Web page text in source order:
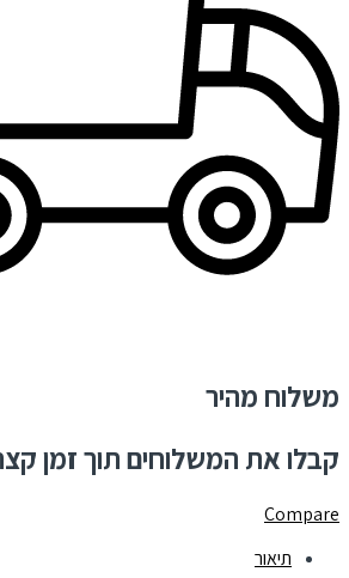
משלוח מהיר
קבלו את המשלוחים תוך זמן קצר
Compare
תיאור